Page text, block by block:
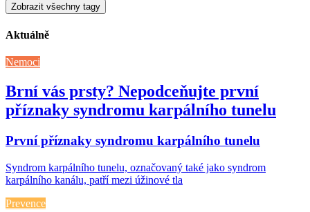
Zobrazit všechny tagy
Aktuálně
Nemoci
Brní vás prsty? Nepodceňujte první
příznaky syndromu karpálního tunelu
První příznaky syndromu karpálního tunelu
Syndrom karpálního tunelu, označovaný také jako syndrom
karpálního kanálu, patří mezi úžinové tla
Prevence